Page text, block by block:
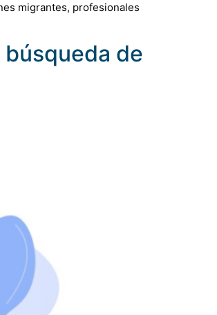
migrantes, profesionales
búsqueda de